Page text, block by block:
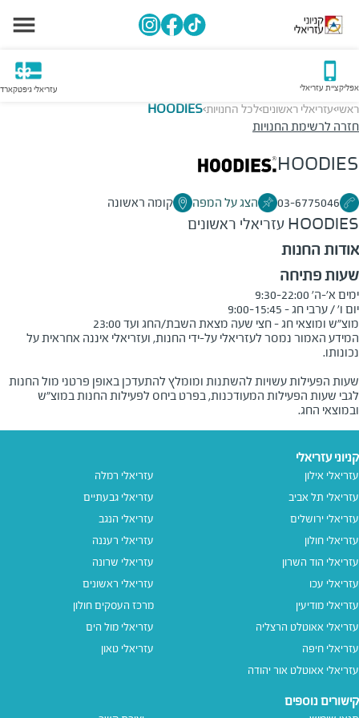
אפליקציית עזריאלי עזריאלי גיפטקארד
ראשי>עזריאלי ראשונים>לכל החנויות>
HOODIES
חזרה לרשימת החנויות
HOODIES
03-6775046 הצג על המפה קומה ראשונה
HOODIES עזריאלי ראשונים
אודות החנות
שעות פתיחה
מוצ"ש ומוצאי חג - חצי שעה מצאת השבת/החג ועד 23:00
המידע האמור נמסר לעזריאלי על-ידי החנות, ועזריאלי איננה אחראית על
שעות הפעילות עשויות להשתנות ומומלץ להתעדכן באופן פרטני מול החנות
לגבי שעות הפעילות המעודכנות, בפרט ביחס לפעילות החנות במוצ"ש
ובמוצאי החג.
קניוני עזריאלי
עזריאלי אילון
עזריאלי תל אביב
עזריאלי ירושלים
עזריאלי חולון
עזריאלי הוד השרון
עזריאלי עכו
עזריאלי מודיעין
עזריאלי אאוטלט הרצליה
עזריאלי חיפה
עזריאלי אאוטלט אור יהודה
עזריאלי רמלה
עזריאלי גבעתיים
עזריאלי הנגב
עזריאלי רעננה
עזריאלי שרונה
עזריאלי ראשונים
מרכז העסקים חולון
עזריאלי מול הים
עזריאלי טאון
קישורים נוספים